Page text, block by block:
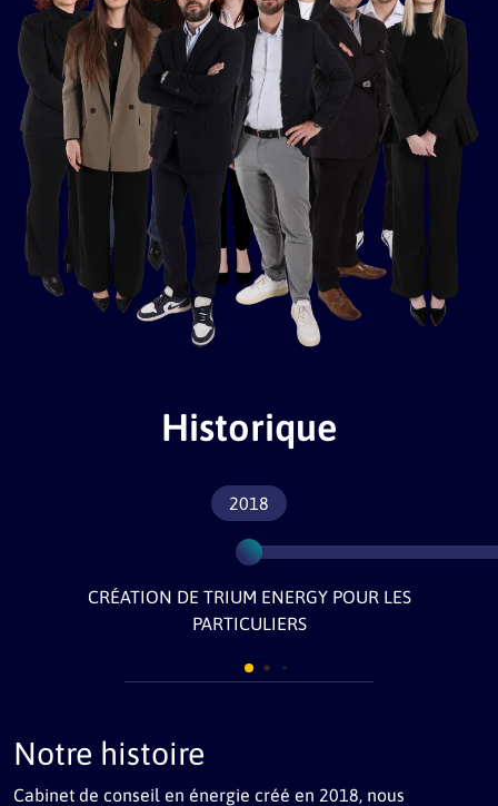
Historique
2018
CRÉATION DE TRIUM ENERGY POUR LES
PARTICULIERS
Notre histoire
Cabinet de conseil en énergie créé en 2018, nous